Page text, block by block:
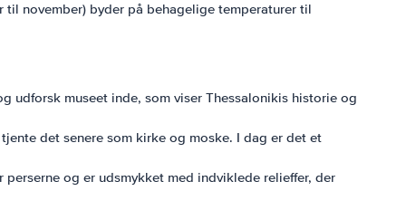
til november) byder på behagelige temperaturer til
udforsk museet inde, som viser Thessalonikis historie og
det senere som kirke og moske. I dag er det et
og er udsmykket med indviklede relieffer, der